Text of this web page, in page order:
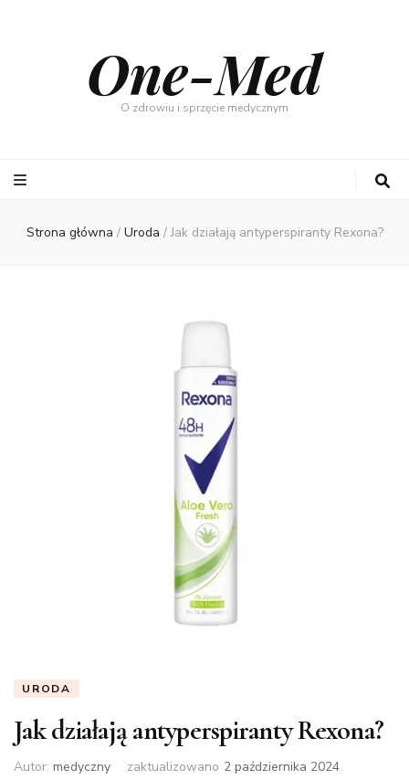
One-Med
O zdrowiu i sprzęcie medycznym
Strona główna / Uroda / Jak działają antyperspiranty Rexona?
URODA
Jak działają antyperspiranty Rexona?
Autor: medyczny zaktualizowano 2 października 2024